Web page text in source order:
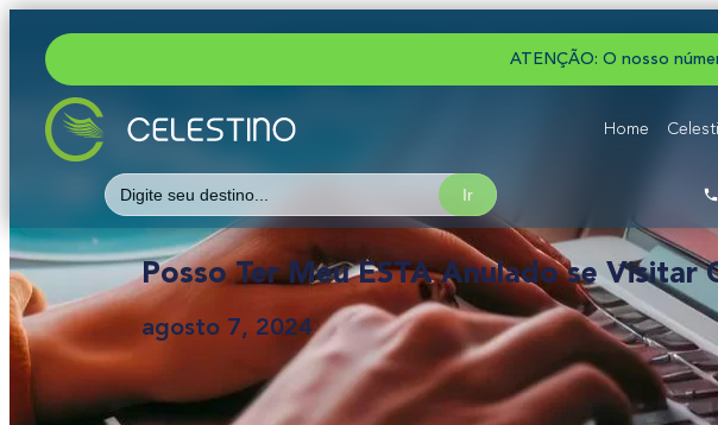
ATENÇÃO: O nosso
Home
Search
for:
Posso Ter Meu ESTA Anulado se Visitar
agosto 7, 2024